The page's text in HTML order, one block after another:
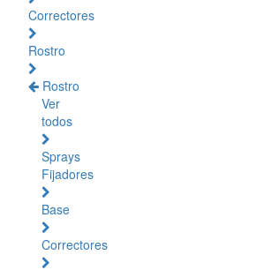
Correctores
Rostro
Rostro
Ver
todos
Sprays
Fijadores
Base
Correctores